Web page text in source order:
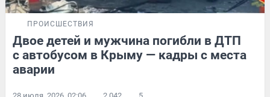
ПРОИСШЕСТВИЯ
Двое детей и мужчина погибли в ДТП
с автобусом в Крыму — кадры с места
аварии